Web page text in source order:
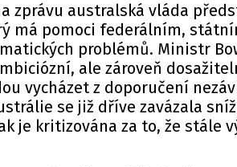
zprávu australská vláda
má pomoci federálním,
problémů. Ministr
ale zároveň
vycházet z doporučení
se již dříve zavázala
je kritizována za to, že stále